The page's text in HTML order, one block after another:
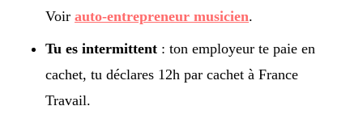
Voir auto-entrepreneur musicien.
Tu es intermittent : ton employeur te paie en
cachet, tu déclares 12h par cachet à France
Travail.